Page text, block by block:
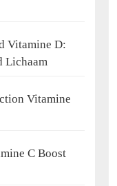
Vitamine D:
Lichaam
Vitamine
C Boost